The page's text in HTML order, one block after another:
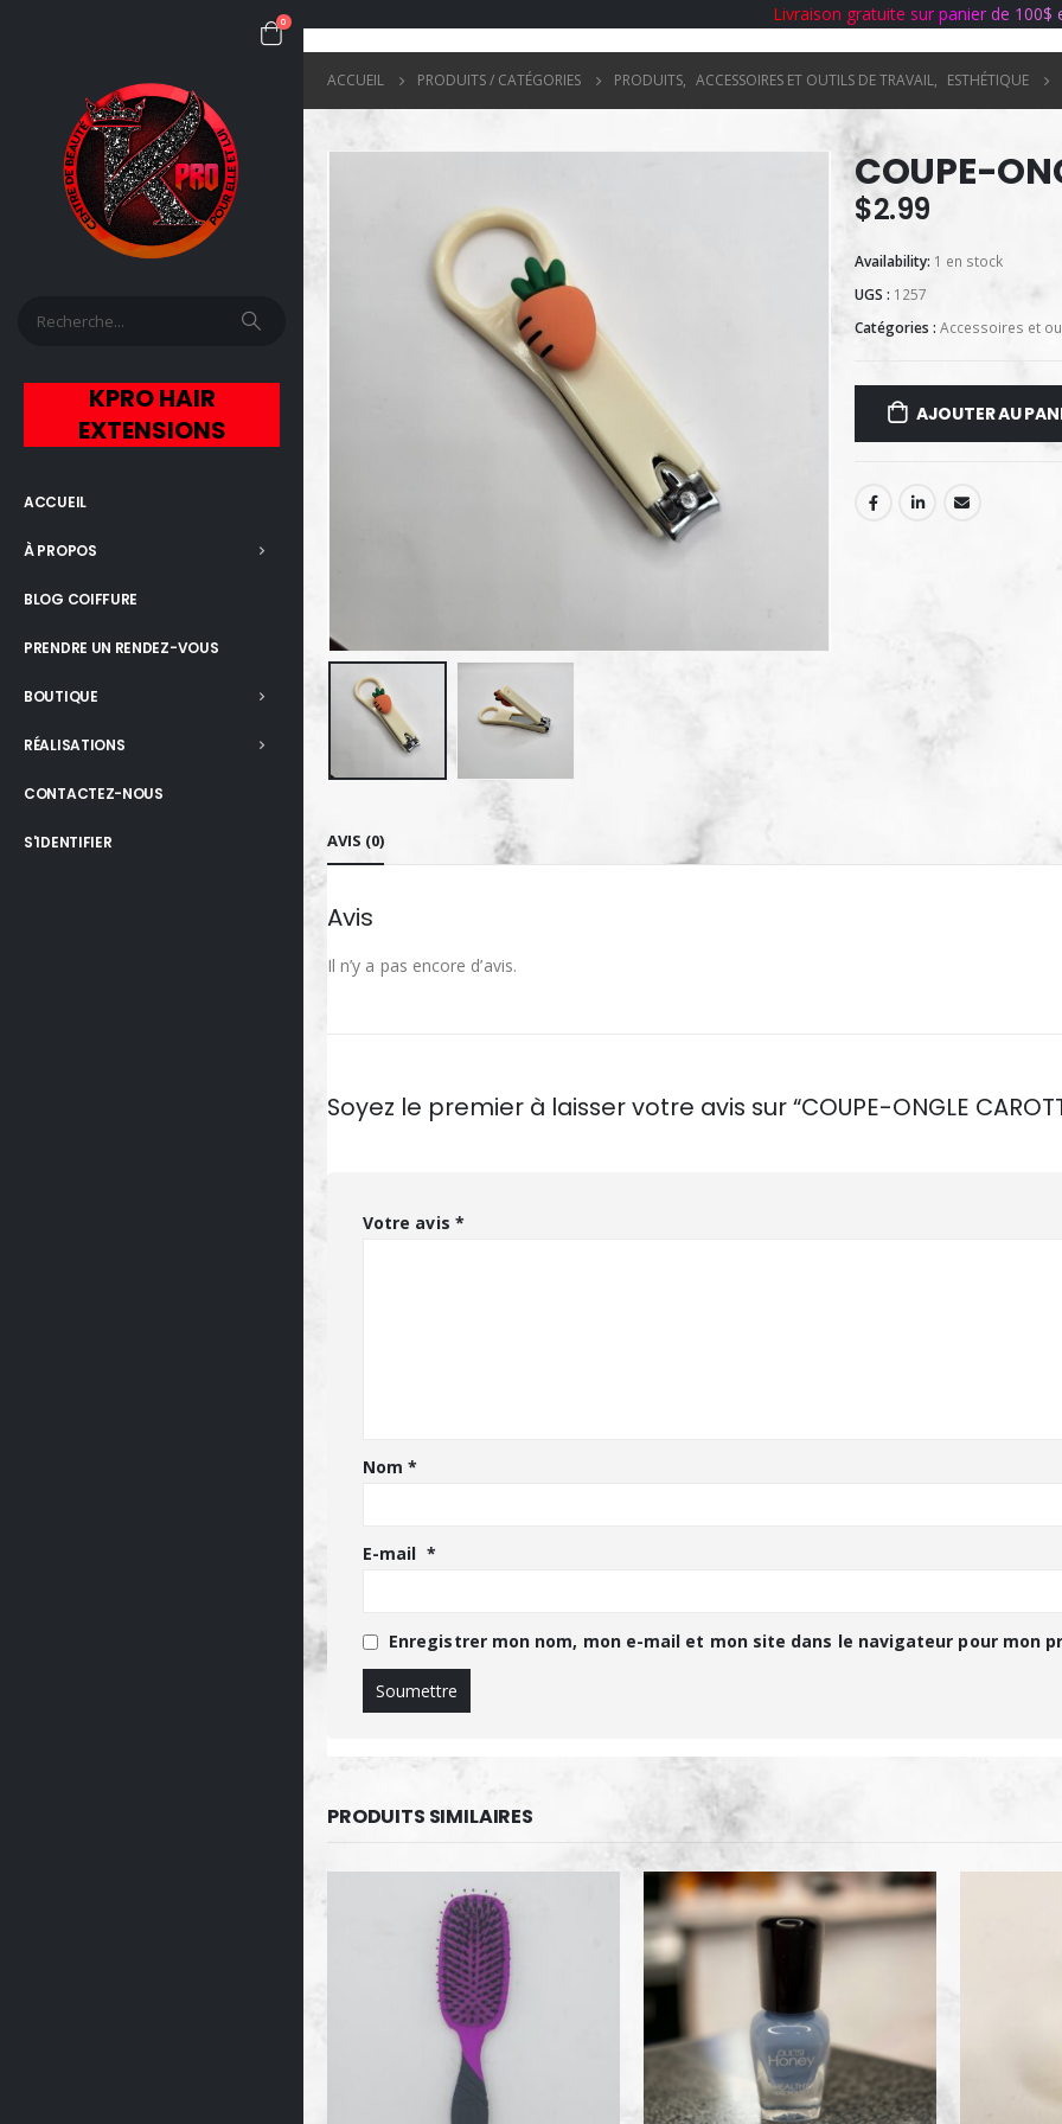
0
KPRO HAIR
EXTENSIONS
ACCUEIL
À PROPOS
BLOG COIFFURE
PRENDRE UN RENDEZ-VOUS
BOUTIQUE
RÉALISATIONS
CONTACTEZ-NOUS
S'IDENTIFIER
Livraison gratuite sur panier de 100$
ACCUEIL PRODUITS / CATÉGORIES PRODUITS, ACCESSOIRES ET OUTILS DE TRAVAIL, ESTHÉTIQUE
COUPE-
$2.99
Availability: 1 en stock
UGS : 1257
Catégories : Accessoires et
AJOUTER AU
AVIS (0)
Avis
Il n’y a pas encore d’avis.
Soyez le premier à laisser votre avis sur “COUPE-ONGLE
Votre avis *
Nom*
E-mail *
Enregistrer mon nom, mon e-mail et mon site dans le navigateur pour mon
PRODUITS SIMILAIRES